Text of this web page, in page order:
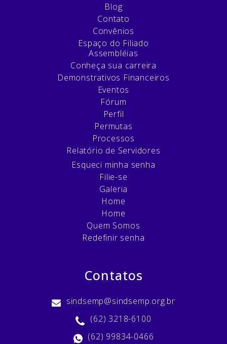
Blog
Contato
Convênios
Espaço do Filiado
Assembléias
Conheça sua carreira
Demonstrativos Financeiros
Eventos
Fórum
Perfil
Permutas
Processos
Relatório de Servidores
Esqueci minha senha
Filie-se
Galeria
Home
Home
Quem Somos
Redefinir senha
Contatos
sindsemp@sindsemp.org.br
(62) 3218-6100
(62) 99834-0466